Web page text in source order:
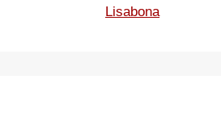
Lisabona